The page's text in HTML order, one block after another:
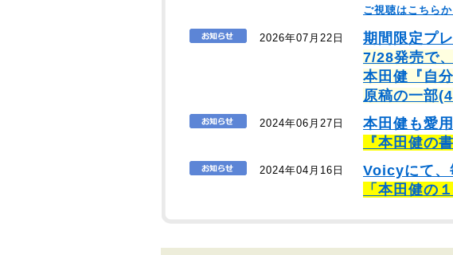
ご視聴はこちらか
2026年07月22日
期間限定プ
7/28発売で
本田健『自
原稿の一部
2024年06月27日
本田健も愛
『本田健の
2024年04月16日
Voicyにて、
「本田健の